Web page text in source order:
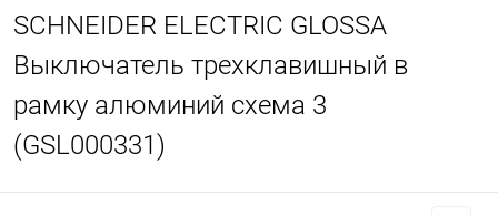
SCHNEIDER ELECTRIC GLOSSA
Выключатель трехклавишный в
рамку алюминий схема 3
(GSL000331)